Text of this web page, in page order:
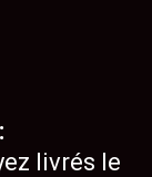
livrés le